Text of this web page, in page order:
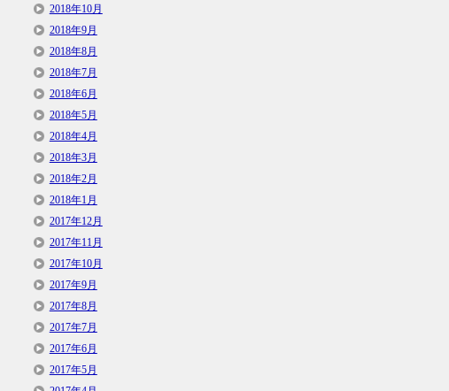
2018年10月
2018年9月
2018年8月
2018年7月
2018年6月
2018年5月
2018年4月
2018年3月
2018年2月
2018年1月
2017年12月
2017年11月
2017年10月
2017年9月
2017年8月
2017年7月
2017年6月
2017年5月